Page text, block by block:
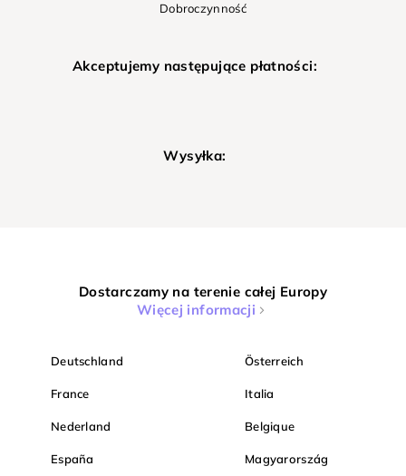
Dobroczynność
Akceptujemy następujące płatności:
Wysyłka:
Dostarczamy na terenie całej Europy
Więcej informacji
Deutschland Österreich
France Italia
Nederland Belgique
España Magyarország